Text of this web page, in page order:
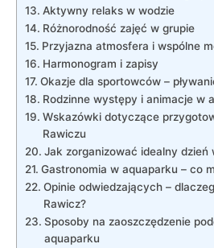
Aktywny relaks w wodzie
Różnorodność zajęć w grupie
Przyjazna atmosfera i wspólne
Harmonogram i zapisy
Okazje dla sportowców –
Rodzinne występy i animacje w
Wskazówki dotyczące
Rawiczu
Jak zorganizować idealny dzień
Gastronomia w aquaparku – co
Opinie odwiedzających –
Rawicz?
Sposoby na zaoszczędzenie
aquaparku